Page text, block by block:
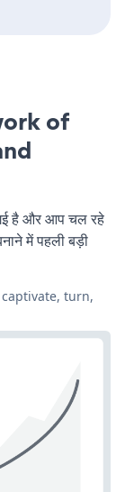
of
है और आप चल रहे
में पहली बड़ी
captivate, turn,